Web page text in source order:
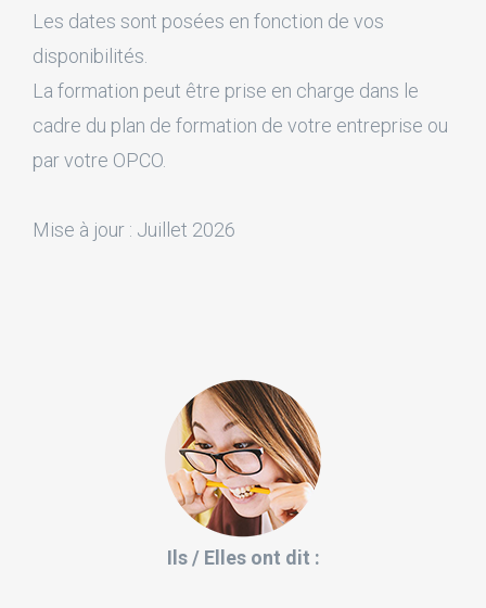
Les dates sont posées en fonction de vos
disponibilités.
La formation peut être prise en charge dans le
cadre du plan de formation de votre entreprise ou
par votre OPCO.
Mise à jour : Juillet 2026
Ils / Elles ont dit :